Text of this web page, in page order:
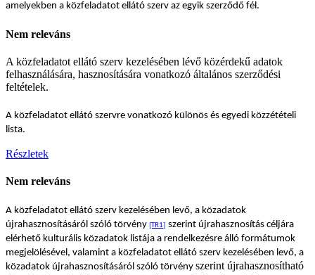
amelyekben a közfeladatot ellátó szerv az egyik szerződő fél.
Nem releváns
A közfeladatot ellátó szerv kezelésében lévő közérdekű adatok
felhasználására, hasznosítására vonatkozó általános szerződési
feltételek.
A közfeladatot ellátó szervre vonatkozó különös és egyedi közzétételi
lista.
Részletek
Nem releváns
A közfeladatot ellátó szerv kezelésében levő, a közadatok
újrahasznosításáról szóló törvény [TR1] szerint újrahasznosítás céljára
elérhető kulturális közadatok listája a rendelkezésre álló formátumok
megjelölésével, valamint a közfeladatot ellátó szerv kezelésében levő, a
közadatok újrahasznosításáról szóló törvény szerint újrahasznosítható